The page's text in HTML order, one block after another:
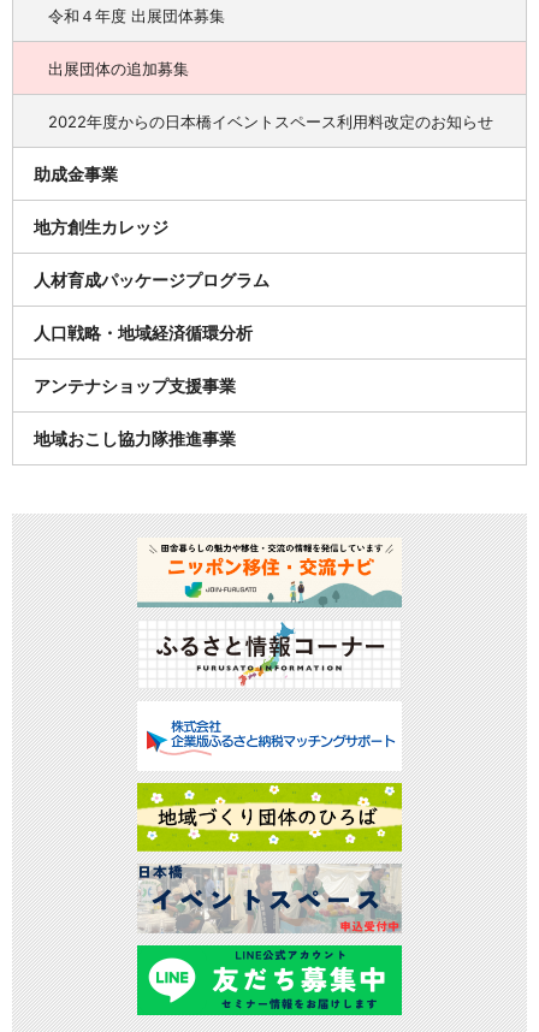
令和４年度 出展団体募集
出展団体の追加募集
2022年度からの日本橋イベントスペース利用料改定のお知らせ
助成金事業
地方創生カレッジ
人材育成パッケージプログラム
人口戦略・地域経済循環分析
アンテナショップ支援事業
地域おこし協力隊推進事業